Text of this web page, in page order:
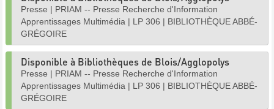
Presse | PRIAM -- Presse Recherche d'Information
Apprentissages Multimédia | LP 306 | BIBLIOTHÈQUE ABBÉ-
GRÉGOIRE
Disponible à Bibliothèques de Blois/Agglopolys
Presse | PRIAM -- Presse Recherche d'Information
Apprentissages Multimédia | LP 306 | BIBLIOTHÈQUE ABBÉ-
GRÉGOIRE